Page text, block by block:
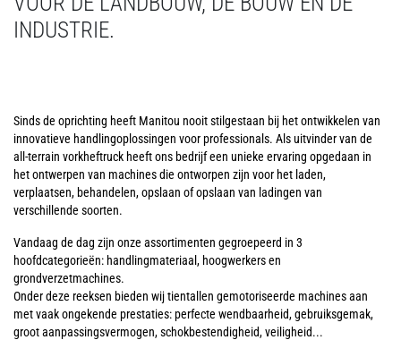
INDUSTRIE.
Sinds de oprichting heeft Manitou nooit stilgestaan bij het ontwikkelen van
innovatieve handlingoplossingen voor professionals. Als uitvinder van de
all-terrain vorkheftruck heeft ons bedrijf een unieke ervaring opgedaan in
het ontwerpen van machines die ontworpen zijn voor het laden,
verplaatsen, behandelen, opslaan of opslaan van ladingen van
verschillende soorten.
Vandaag de dag zijn onze assortimenten gegroepeerd in 3
hoofdcategorieën: handlingmateriaal, hoogwerkers en
grondverzetmachines.
Onder deze reeksen bieden wij tientallen gemotoriseerde machines aan
met vaak ongekende prestaties: perfecte wendbaarheid, gebruiksgemak,
groot aanpassingsvermogen, schokbestendigheid, veiligheid...